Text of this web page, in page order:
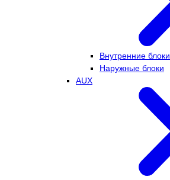
Внутренние блоки
Наружные блоки
AUX